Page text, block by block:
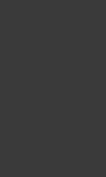
الأعضاء
تقاسم
الأمد
بل هي
ذلك
هذه